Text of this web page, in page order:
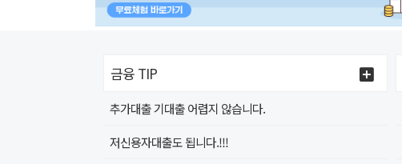
금융 TIP
추가대출 기대출 어렵지 않습니다.
저신용자대출도 됩니다.!!!